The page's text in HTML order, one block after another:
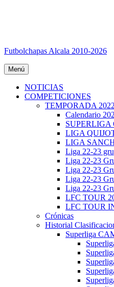
Futbolchapas Alcala 2010-2026
Menú
NOTICIAS
COMPETICIONES
TEMPORADA
Calendario
SUPERLIGA
LIGA
LIGA
Liga 22-23
Liga 22-23
Liga 22-23
Liga 22-23
Liga 22-23
LFC TOUR
LFC TOUR
Crónicas
Historial
Superliga